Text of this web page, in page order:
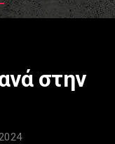
στην